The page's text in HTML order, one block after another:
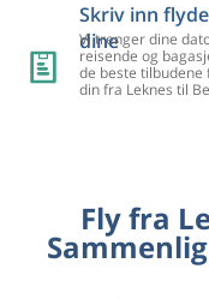
Skriv inn
dine
Vi trenger dine
reisende og
de beste tilbudene
din fra Leknes til
Fly fra